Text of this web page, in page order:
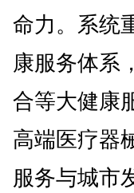
命力。系统
康服务体系
合等大健康
高端医疗器
服务与城市